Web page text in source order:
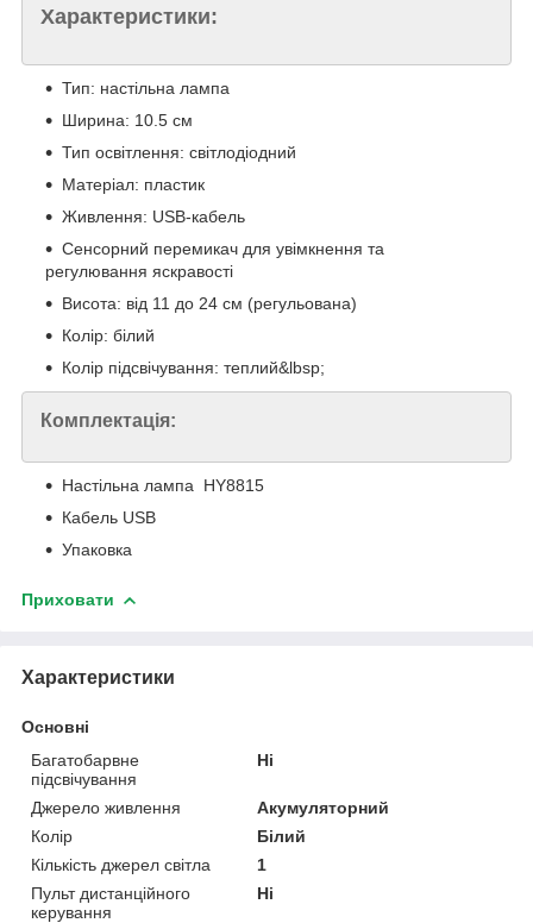
Характеристики:
Тип: настільна лампа
Ширина: 10.5 см
Тип освітлення: світлодіодний
Матеріал: пластик
Живлення: USB-кабель
Сенсорний перемикач для увімкнення та
регулювання яскравості
Висота: від 11 до 24 см (регульована)
Колір: білий
Колір підсвічування: теплий&lbsp;
Комплектація:
Настільна лампа HY8815
Кабель USB
Упаковка
Приховати
Характеристики
Основні
Багатобарвне
підсвічування
Ні
Джерело живлення
Акумуляторний
Колір
Білий
Кількість джерел світла
1
Пульт дистанційного
керування
Ні